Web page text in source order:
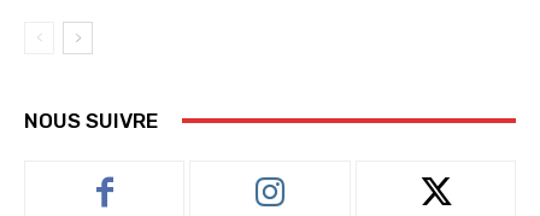
NOUS SUIVRE